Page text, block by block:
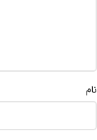
نام